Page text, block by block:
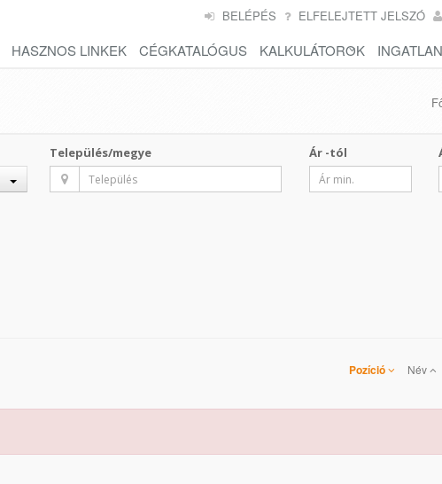
BELÉPÉS ELFELEJTETT JELSZÓ
HASZNOS LINKEK CÉGKATALÓGUS KALKULÁTOROK
Település/megye Ár -tól
Pozíció Név